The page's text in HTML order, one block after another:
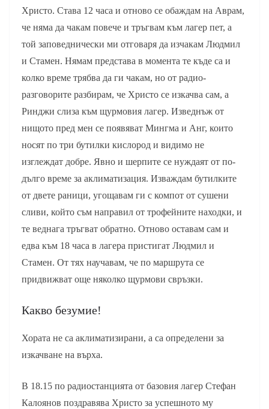
Христо. Става 12 часа и отново се обаждам на Аврам,
че няма да чакам повече и тръгвам към лагер пет, а
той заповеднически ми отговаря да изчакам Людмил
и Стамен. Нямам представа в момента те къде са и
колко време трябва да ги чакам, но от радио-
разговорите разбирам, че Христо се изкачва сам, а
Ринджи слиза към щурмовия лагер. Изведнъж от
нищото пред мен се появяват Мингма и Анг, които
носят по три бутилки кислород и видимо не
изглеждат добре. Явно и шерпите се нуждаят от по-
дълго време за аклиматизация. Изваждам бутилките
от двете раници, угощавам ги с компот от сушени
сливи, който съм направил от трофейните находки, и
те веднага тръгват обратно. Отново оставам сам и
едва към 18 часа в лагера пристигат Людмил и
Стамен. От тях научавам, че по маршрута се
придвижват още няколко щурмови свръзки.
Какво безумие!
Хората не са аклиматизирани, а са определени за
изкачване на върха.
В 18.15 по радиостанцията от базовия лагер Стефан
Калоянов поздравява Христо за успешното му